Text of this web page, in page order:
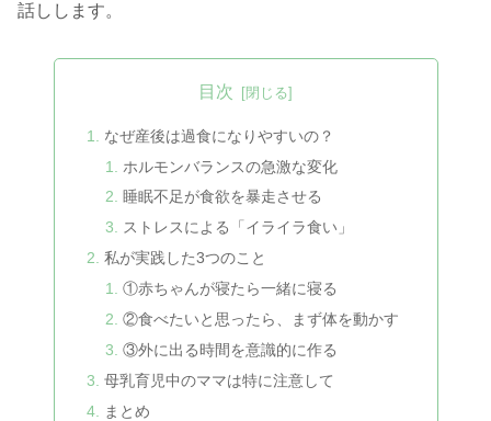
話しします。
目次
なぜ産後は過食になりやすいの？
ホルモンバランスの急激な変化
睡眠不足が食欲を暴走させる
ストレスによる「イライラ食い」
私が実践した3つのこと
①赤ちゃんが寝たら一緒に寝る
②食べたいと思ったら、まず体を動かす
③外に出る時間を意識的に作る
母乳育児中のママは特に注意して
まとめ